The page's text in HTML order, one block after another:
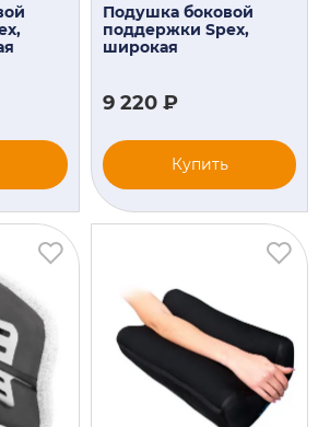
Подушка боковой
поддержки Spex,
широкая
9 220 ₽
Купить